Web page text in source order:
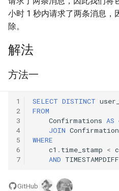
37. 序列化二叉树
的数字
40. 最小的 k 个数
41. 数据流中的中位数
42. 连续子数组的最大和
数
35. 最小时间差
36. 后缀表达式
37. 小行星碰撞
39. 直方图最大矩形面积
40. 矩阵中最大的矩形
5.7. 配对交换
5.8. 绘制直线
8.1. 三步问题
8.2. 迷路的机器人
8.3. 魔术索引
8.4. 幂集
小时 1 秒内请求了两条消息，
除。
解法
方法一
1
2
3
4
5
6
7
SELECT DISTINCT
FROM
Confirmations AS
JOIN
WHERE
c1 . time_stamp <
AND TIMESTAMPDIFF
GitHub